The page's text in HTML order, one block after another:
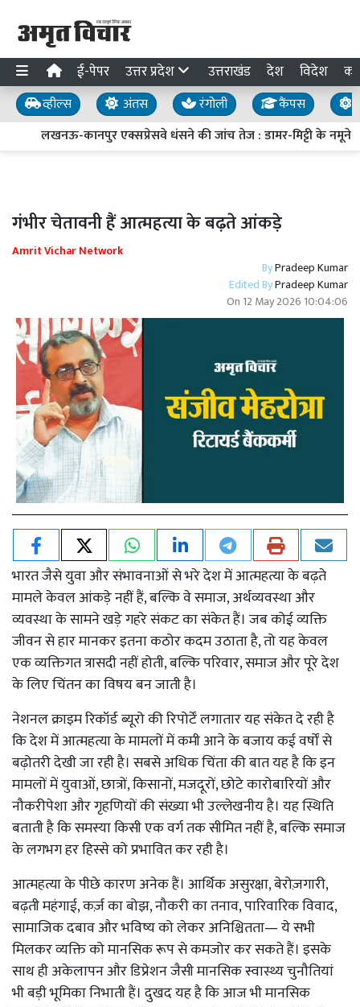
ई-पेपर उत्तर प्रदेश उत्तराखंड देश विदेश
व्हील्स अंतस रंगोली कैंपस
लखनऊ-कानपुर एक्सप्रेसवे धंसने की जांच तेज : डामर-मिट्टी के नमूने
गंभीर चेतावनी हैं आत्महत्या के बढ़ते आंकड़े
Amrit Vichar Network
ByPradeep Kumar
Edited ByPradeep Kumar
On 12 May 2026 10:04:06
भारत जैसे युवा और संभावनाओं से भरे देश में आत्महत्या के बढ़ते
मामले केवल आंकड़े नहीं हैं, बल्कि वे समाज, अर्थव्यवस्था और
व्यवस्था के सामने खड़े गहरे संकट का संकेत हैं। जब कोई व्यक्ति
जीवन से हार मानकर इतना कठोर कदम उठाता है, तो यह केवल
एक व्यक्तिगत त्रासदी नहीं होती, बल्कि परिवार, समाज और पूरे देश
के लिए चिंतन का विषय बन जाती है।
नेशनल क्राइम रिकॉर्ड ब्यूरो की रिपोर्टें लगातार यह संकेत दे रही है
कि देश में आत्महत्या के मामलों में कमी आने के बजाय कई वर्षों से
बढ़ोतरी देखी जा रही है। सबसे अधिक चिंता की बात यह है कि इन
मामलों में युवाओं, छात्रों, किसानों, मजदूरों, छोटे कारोबारियों और
नौकरीपेशा और गृहणियों की संख्या भी उल्लेखनीय है। यह स्थिति
बताती है कि समस्या किसी एक वर्ग तक सीमित नहीं है, बल्कि समाज
के लगभग हर हिस्से को प्रभावित कर रही है।
आत्महत्या के पीछे कारण अनेक हैं। आर्थिक असुरक्षा, बेरोज़गारी,
बढ़ती महंगाई, कर्ज़ का बोझ, नौकरी का तनाव, पारिवारिक विवाद,
सामाजिक दबाव और भविष्य को लेकर अनिश्चितता— ये सभी
मिलकर व्यक्ति को मानसिक रूप से कमजोर कर सकते हैं। इसके
साथ ही अकेलापन और डिप्रेशन जैसी मानसिक स्वास्थ्य चुनौतियां
भी बड़ी भूमिका निभाती हैं। दुखद यह है कि आज भी मानसिक